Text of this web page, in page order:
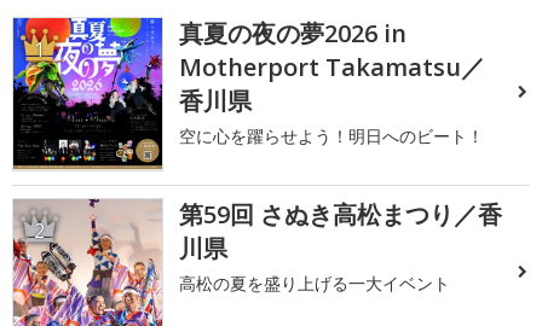
1
真夏の夜の夢2026 in
Motherport Takamatsu／
香川県
空に心を躍らせよう！明日へのビート！
2
第59回 さぬき高松まつり／香
川県
高松の夏を盛り上げる一大イベント